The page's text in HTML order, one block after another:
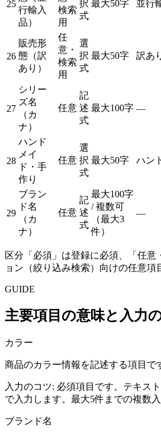
25
行輸入
品）
検索
用
択
式
最大50字 並行
26
販売形
態（訳
あり）
任
意・
検索
用
選
択
式
最大50字 訳あ
27
シリー
ズ名
（カ
ナ）
任意
記
述
式
最大100字 —
28
ハンド
メイ
ド・手
作り
任意
選
択
式
最大50字 ハン
29
ブラン
ド名
（カ
ナ）
任意
記
述
式
最大100字
/ 複数可
（最大3
件）
—
区分「必須」は登録に必須、「任意
ョン（絞り込み検索）向けの任意項
GUIDE
主要項目の意味と入力
カラー
商品のカラー情報を記述する項目で
入力のコツ: 必須項目です。テキス
で入力します。最大5件までの複数
ブランド名